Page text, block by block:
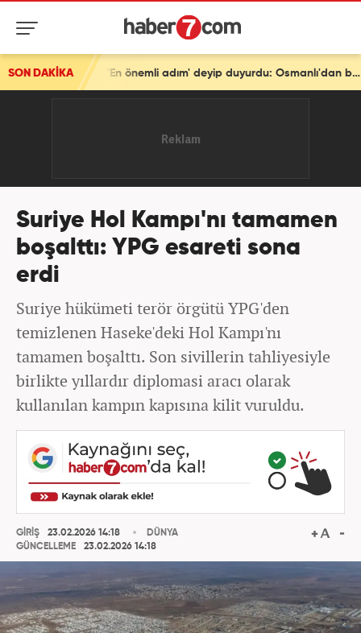
SON DAKİKA Türkiye'den tarihi mesaj! Bakan Fidan 'En önemli adım' deyip duyurdu: Osmanlı'dan beri...
Suriye Hol Kampı'nı tamamen
boşalttı: YPG esareti sona
erdi
Suriye hükümeti terör örgütü YPG'den
temizlenen Haseke'deki Hol Kampı'nı
tamamen boşalttı. Son sivillerin tahliyesiyle
birlikte yıllardır diplomasi aracı olarak
kullanılan kampın kapısına kilit vuruldu.
GİRİŞ
23.02.2026 14:18
GÜNCELLEME
23.02.2026 14:18
DÜNYA